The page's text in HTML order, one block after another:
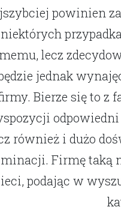
powinien
niektórych
lecz
jednak
Bierze się to z
również i dużo
Firmę taką
podając w